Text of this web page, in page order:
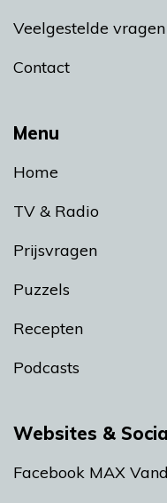
Menu
Home
TV & Radio
Prijsvragen
Puzzels
Recepten
Podcasts
Veelgestelde vragen
Contact
Websites &
Facebook MAX